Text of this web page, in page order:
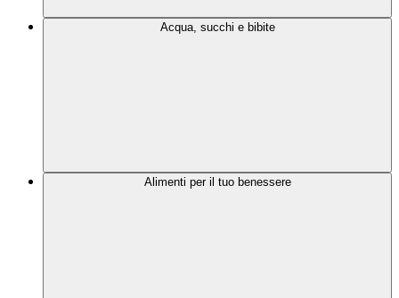
Acqua, succhi e bibite
Alimenti per il tuo benessere